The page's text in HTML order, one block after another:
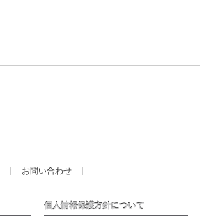
お問い合わせ
個人情報保護方針について